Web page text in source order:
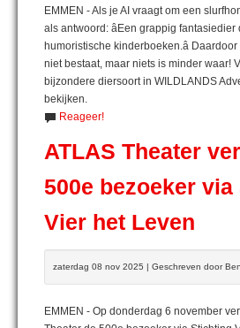
EMMEN - Als je AI vraagt om een
als antwoord: âEen grappig
humoristische kinderboeken.â
niet bestaat, maar niets is minder waar!
bijzondere diersoort in WILDLANDS
bekijken.
Reageer!
ATLAS Theater
500e bezoeker
Vier het Leven
zaterdag 08 nov 2025 | Geschreven door
EMMEN - Op donderdag 6 november